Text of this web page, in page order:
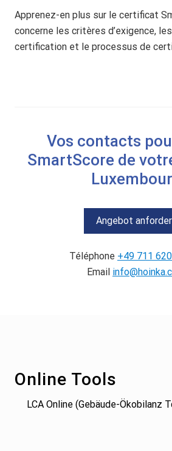
Apprenez-en plus sur le certificat
concerne les critères d’exigence,
certification et le processus de
Vos contacts
SmartScore de
Angebot
Téléphone +49 711
Email
Online Tools
LCA Online (Gebäude-Ökobilanz